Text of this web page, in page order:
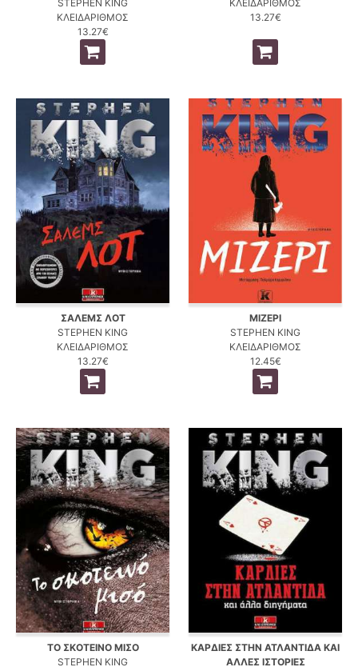
STEPHEN KING
ΚΛΕΙΔΑΡΙΘΜΟΣ
13.27€
ΚΛΕΙΔΑΡΙΘΜΟΣ
13.27€
ΣΑΛΕΜΣ ΛΟΤ
STEPHEN KING
ΚΛΕΙΔΑΡΙΘΜΟΣ
13.27€
ΜΙΖΕΡΙ
STEPHEN KING
ΚΛΕΙΔΑΡΙΘΜΟΣ
12.45€
ΤΟ ΣΚΟΤΕΙΝΟ ΜΙΣΟ
STEPHEN KING
ΚΑΡΔΙΕΣ ΣΤΗΝ ΑΤΛΑΝΤΙΔΑ ΚΑΙ
ΑΛΛΕΣ ΙΣΤΟΡΙΕΣ